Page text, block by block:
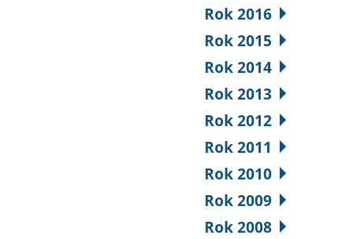
Rok 2016
Rok 2015
Rok 2014
Rok 2013
Rok 2012
Rok 2011
Rok 2010
Rok 2009
Rok 2008